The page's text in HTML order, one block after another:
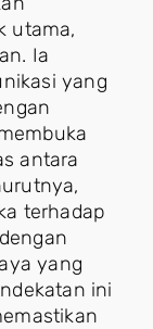
utama,
Ia
yang
antara
terhadap
yang
ini